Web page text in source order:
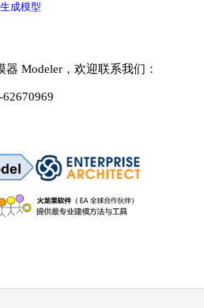
成模型
Modeler，欢迎联系我们：
62670969